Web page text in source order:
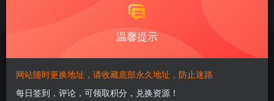
文章6964 收藏0 评论2463
发布 6964
温馨提示
网站随时更换地址，请收藏底部永久地址，防止迷路
每日签到，评论，可领取积分，兑换资源！